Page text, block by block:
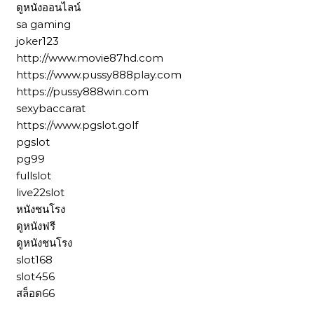
ดูหนังออนไลน์
sa gaming
joker123
http://www.movie87hd.com
https://www.pussy888play.com
https://pussy888win.com
sexybaccarat
https://www.pgslot.golf
pgslot
pg99
fullslot
live22slot
หนังชนโรง
ดูหนังฟรี
ดูหนังชนโรง
slot168
slot456
สล็อต66